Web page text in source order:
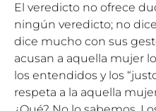
El veredicto no ofrece
ningún veredicto; no
dice mucho con sus
acusan a aquella mujer
los entendidos y los
respeta a la aquella